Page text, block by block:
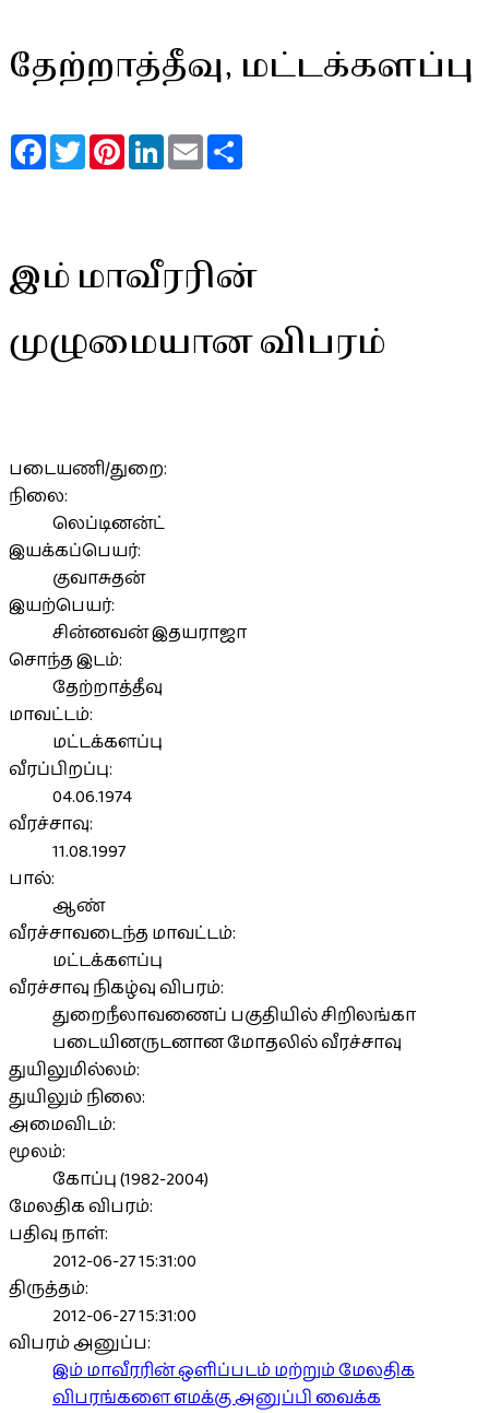
தேற்றாத்தீவு, மட்டக்களப்பு
FacebookTwitterPinterestLinkedInEmail
இம் மாவீரரின்
முழுமையான விபரம்
படையணி/துறை:
நிலை:
லெப்டினன்ட்
இயக்கப்பெயர்:
குவாசுதன்
இயற்பெயர்:
சின்னவன் இதயராஜா
சொந்த இடம்:
தேற்றாத்தீவு
மாவட்டம்:
மட்டக்களப்பு
வீரப்பிறப்பு:
04.06.1974
வீரச்சாவு:
11.08.1997
பால்:
ஆண்
வீரச்சாவடைந்த மாவட்டம்:
மட்டக்களப்பு
வீரச்சாவு நிகழ்வு விபரம்:
துறைநீலாவணைப் பகுதியில் சிறிலங்கா
படையினருடனான மோதலில் வீரச்சாவு
துயிலுமில்லம்:
துயிலும் நிலை:
அமைவிடம்:
மூலம்:
கோப்பு (1982-2004)
மேலதிக விபரம்:
பதிவு நாள்:
2012-06-27 15:31:00
திருத்தம்:
2012-06-27 15:31:00
விபரம் அனுப்ப:
இம் மாவீரரின் ஒளிப்படம் மற்றும் மேலதிக
விபரங்களை எமக்கு அனுப்பி வைக்க